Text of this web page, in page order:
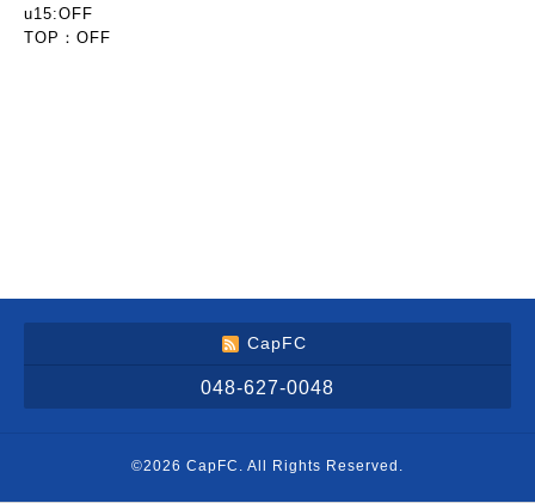
u15:OFF
TOP：OFF
CapFC
048-627-0048
©2026 CapFC . All Rights Reserved.